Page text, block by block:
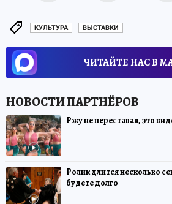
КУЛЬТУРА ВЫСТАВКИ
ЧИТАЙТЕ НАС В
Ржу не переставая, это
Ролик длится несколько
будете долго